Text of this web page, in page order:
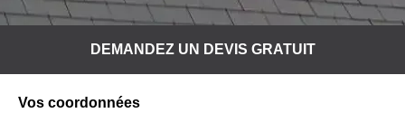
DEMANDEZ UN DEVIS GRATUIT
Vos coordonnées